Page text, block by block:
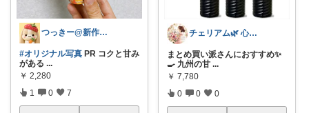
つっきー@新作アイテム
#オリジナル写真 PR コクと甘み
がある ...
￥ 2,280
1 0 7
チェリアム🌿‬ 心地よい暮らし
まとめ買い派さんにおすすめ✨
🍳 九州の甘 ...
￥ 7,780
0 0 0